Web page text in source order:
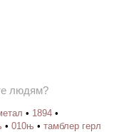
людям?
• 1894 •
• 010њ • тамблер герл